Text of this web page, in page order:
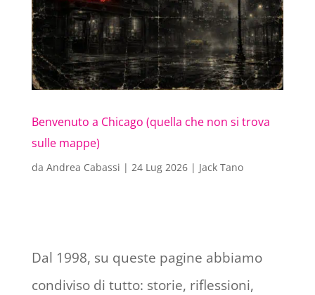
Benvenuto a Chicago (quella che non si trova
sulle mappe)
da Andrea Cabassi | 24 Lug 2026| Jack Tano
Dal 1998, su queste pagine abbiamo
condiviso di tutto: storie, riflessioni,